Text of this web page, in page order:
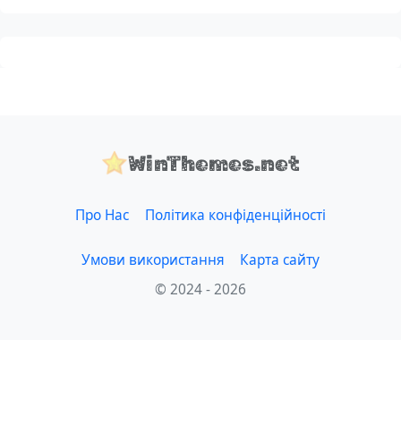
WinThemes.net
Про Нас Політика конфіденційності
Умови використання
Карта сайту
© 2024 - 2026